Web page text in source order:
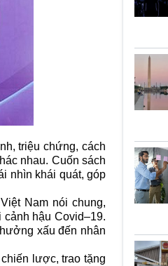
triệu chứng, cách
nhau. Cuốn sách
nhìn khái quát, góp
Việt Namnói chung,
hậu Covid–19.
xấu đến nhân
lược, trao tặng